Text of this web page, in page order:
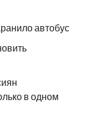
автобус
в одном